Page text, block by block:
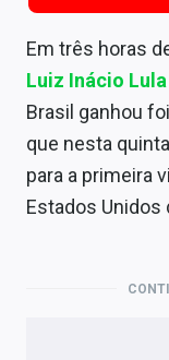
Renda Fixa
Finanças Pessoais
Mercados
Economia
Empresas
Em três horas
Luiz Inácio
Brasil ganhou
que nesta
para a primeira
Estados Unidos